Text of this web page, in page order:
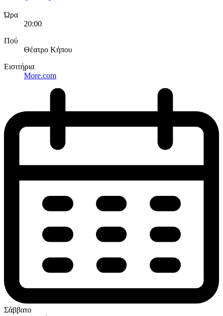
Ώρα
20:00
Πού
Θέατρο Κήπου
Εισιτήρια
More.com
Σάββατο